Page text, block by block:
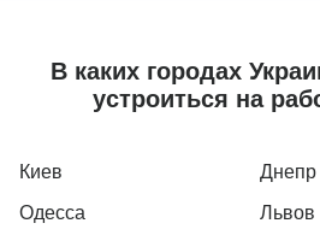
В каких городах
устроиться на
Киев
Днепр
Одесса
Львов